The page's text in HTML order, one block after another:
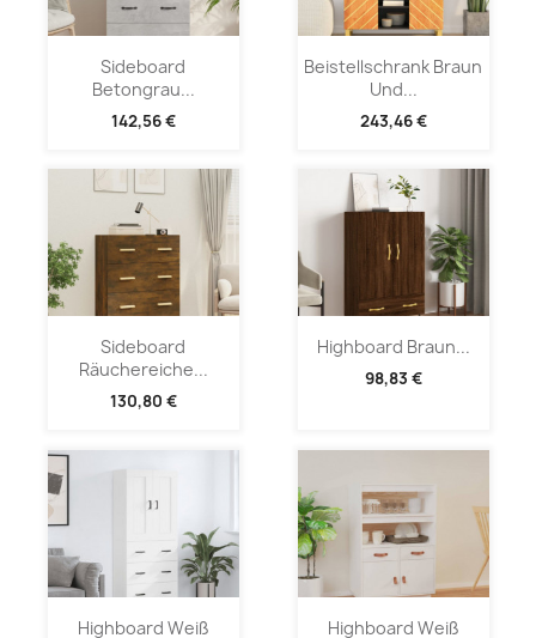
Sideboard
Betongrau...
142,56 €
Beistellschrank Braun
Und...
243,46 €
Sideboard
Räuchereiche...
130,80 €
Highboard Braun...
98,83 €
Highboard Weiß
Highboard Weiß